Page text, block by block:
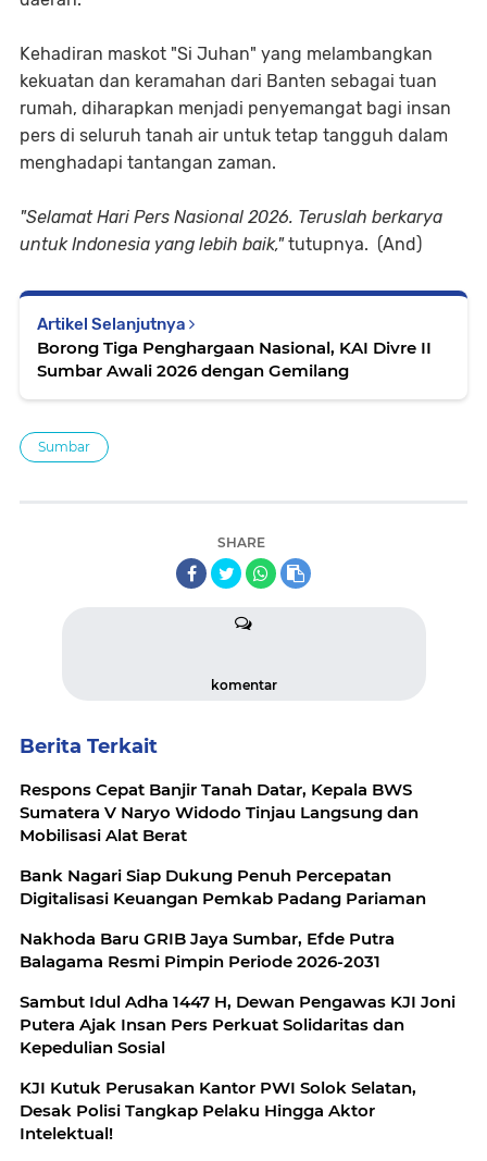
Kehadiran maskot "Si Juhan" yang melambangkan
kekuatan dan keramahan dari Banten sebagai tuan
rumah, diharapkan menjadi penyemangat bagi insan
pers di seluruh tanah air untuk tetap tangguh dalam
menghadapi tantangan zaman.
"Selamat Hari Pers Nasional 2026. Teruslah berkarya
untuk Indonesia yang lebih baik,"tutupnya. (And)
Artikel Selanjutnya
Borong Tiga Penghargaan Nasional, KAI Divre II
Sumbar Awali 2026 dengan Gemilang
Sumbar
SHARE
komentar
Berita Terkait
Respons Cepat Banjir Tanah Datar, Kepala BWS
Sumatera V Naryo Widodo Tinjau Langsung dan
Mobilisasi Alat Berat
Bank Nagari Siap Dukung Penuh Percepatan
Digitalisasi Keuangan Pemkab Padang Pariaman
Nakhoda Baru GRIB Jaya Sumbar, Efde Putra
Balagama Resmi Pimpin Periode 2026-2031
Sambut Idul Adha 1447 H, Dewan Pengawas KJI Joni
Putera Ajak Insan Pers Perkuat Solidaritas dan
Kepedulian Sosial
KJI Kutuk Perusakan Kantor PWI Solok Selatan,
Desak Polisi Tangkap Pelaku Hingga Aktor
Intelektual!